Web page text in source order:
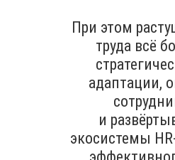
При этом
труда всё
адаптации,
и
экосистемы